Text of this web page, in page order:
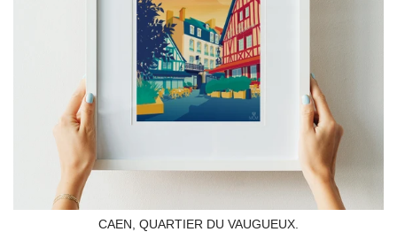
CAEN, QUARTIER DU VAUGUEUX.